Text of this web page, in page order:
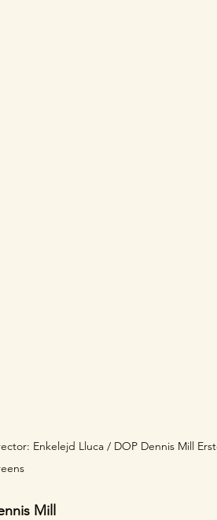
Enkelejd Lluca / DOP Dennis Mill Erster
Mill